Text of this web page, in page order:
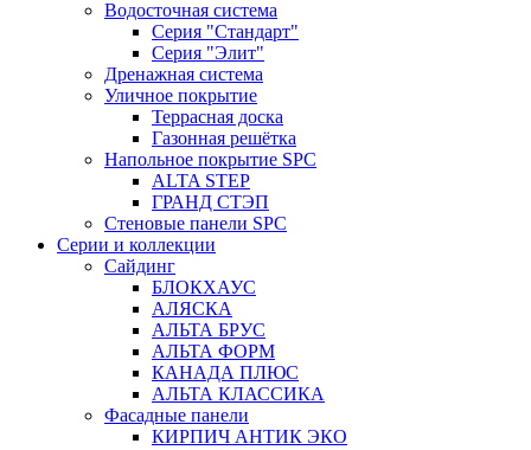
Водосточная система
Серия "Стандарт"
Серия "Элит"
Дренажная система
Уличное покрытие
Террасная доска
Газонная решётка
Напольное покрытие SPC
ALTA STEP
ГРАНД СТЭП
Стеновые панели SPC
Серии и коллекции
Сайдинг
БЛОКХАУС
АЛЯСКА
АЛЬТА БРУС
АЛЬТА ФОРМ
КАНАДА ПЛЮС
АЛЬТА КЛАССИКА
Фасадные панели
КИРПИЧ АНТИК ЭКО